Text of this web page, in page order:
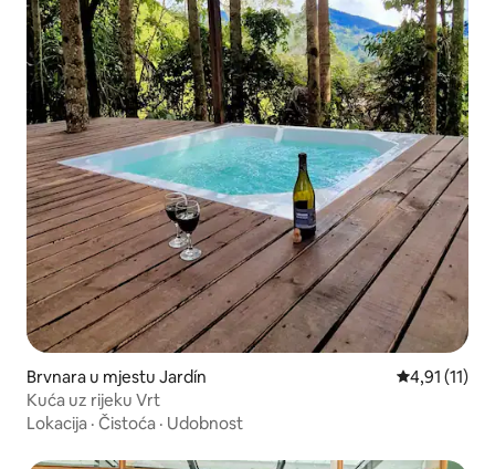
Brvnara u mjestu Jardín Prosječna
4,91 (11)
Kuća uz rijeku Vrt
Lokacija · Čistoća · Udobnost